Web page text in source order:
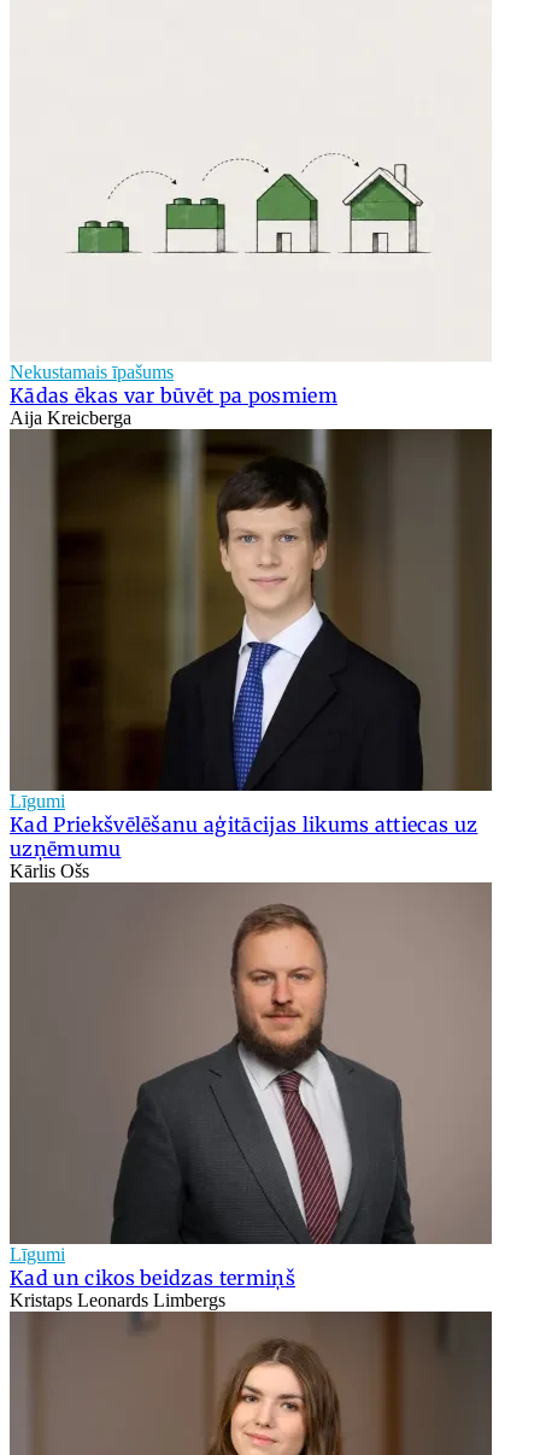
Nekustamais īpašums
Kādas ēkas var būvēt pa posmiem
Aija Kreicberga
Līgumi
Kad Priekšvēlēšanu aģitācijas likums attiecas uz
uzņēmumu
Kārlis Ošs
Līgumi
Kad un cikos beidzas termiņš
Kristaps Leonards Limbergs